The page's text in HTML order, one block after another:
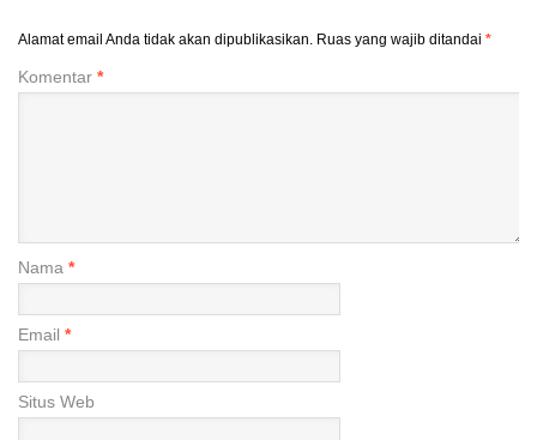
Alamat email Anda tidak akan dipublikasikan. Ruas yang wajib ditandai *
Komentar *
Nama *
Email *
Situs Web